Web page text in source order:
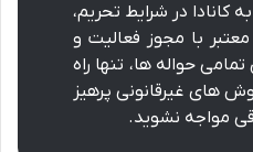
کانادا در شرایط تحریم،
با مجوز فعالیت و
حواله ها، تنها راه
های غیرقانونی پرهیز
مواجه نشوید.